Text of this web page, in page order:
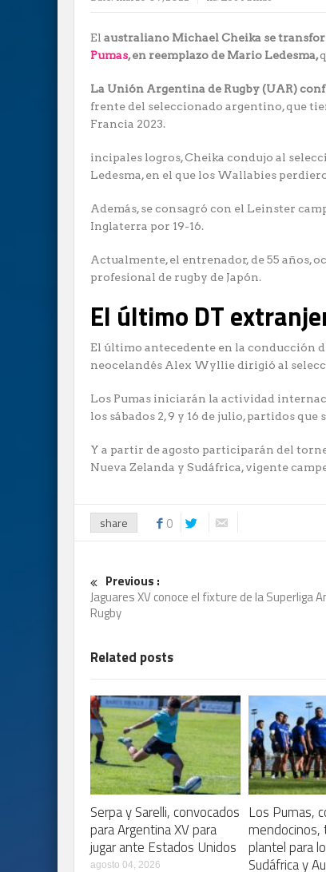
El australiano Michael Cheika se
Pumas, en reemplazo de Mario Ledesma,
La Unión Argentina de Rugby (UAR)
frente del seleccionado argentino, que
Francia 2023.
incipales logros, Cheika condujo al
Ledesma, en el que los Wallabies
Además, se consagró con el Leinster
Inglaterra por 19-16.
Actualmente, el entrenador, de 55 años,
profesional de rugby de Japón.
El último DT
El último antecedente en la conducción
neocelandés Alex Wyllie dirigió al
Los Pumas iniciarán la actividad
los sábados 2, 9 y 16 de julio, partidos
Y a partir de agosto participarán del
Nueva Zelanda y Sudáfrica, vigente
share 0
Previous :
Jaguares XV conoce el fixture de la Superliga
Rugby
Related posts
Serpa y Sarelli, convocados
para Argentina XV para
jugar ante Estados Unidos
agosto 04, 2026
Los Pumas,
mendocinos,
plantel para
Sudáfrica y